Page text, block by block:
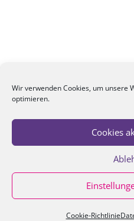
Wir verwenden Cookies, um unsere
optimieren.
Cookies
Cookie-Richtlinie
nach:
NEUESTE BEITRÄGE
Patrona Bavaria Juni 2026
Verleihung des Goldenen
Presseerklärung zum Thema